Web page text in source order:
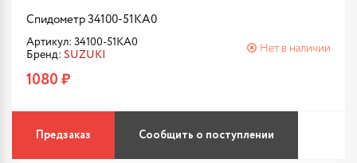
Спидометр 34100-51KA0
Артикул: 34100-51KA0
Бренд: SUZUKI
Нет в наличии
1080 ₽
Предзаказ Сообщить о поступлении